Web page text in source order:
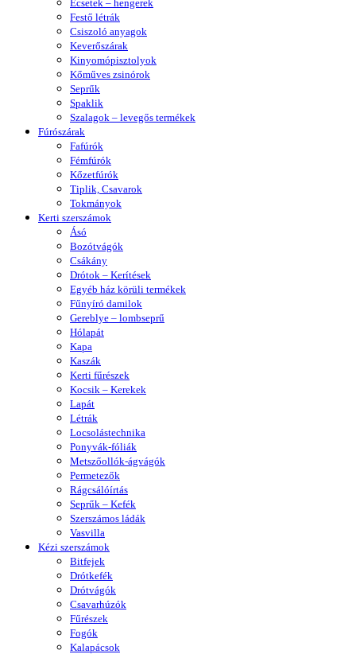
Ecsetek – hengerek
Festő létrák
Csiszoló anyagok
Keverőszárak
Kinyomópisztolyok
Kőműves zsinórok
Seprűk
Spaklik
Szalagok – levegős termékek
Fúrószárak
Fafúrók
Fémfúrók
Kőzetfúrók
Tiplik, Csavarok
Tokmányok
Kerti szerszámok
Ásó
Bozótvágók
Csákány
Drótok – Kerítések
Egyéb ház körüli termékek
Fűnyíró damilok
Gereblye – lombseprű
Hólapát
Kapa
Kaszák
Kerti fűrészek
Kocsik – Kerekek
Lapát
Létrák
Locsolástechnika
Ponyvák-fóliák
Metszőollók-ágvágók
Permetezők
Rágcsálóírtás
Seprűk – Kefék
Szerszámos ládák
Vasvilla
Kézi szerszámok
Bitfejek
Drótkefék
Drótvágók
Csavarhúzók
Fűrészek
Fogók
Kalapácsok